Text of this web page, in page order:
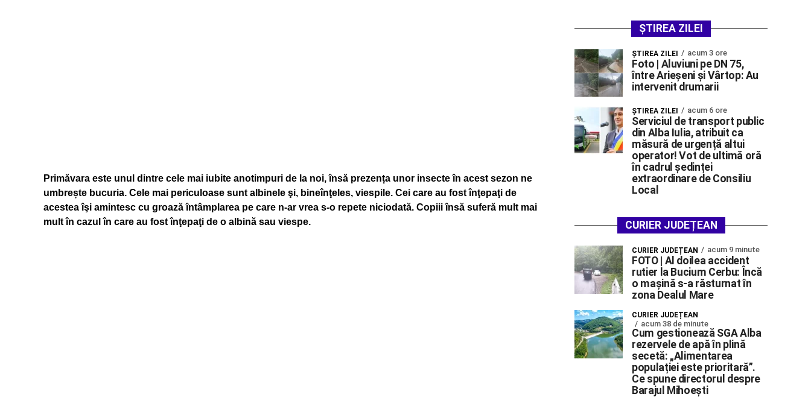
Primăvara este unul dintre cele mai iubite anotimpuri de la noi, însă prezența unor insecte în acest sezon ne
umbrește bucuria. Cele mai periculoase sunt albinele şi, bineînţeles, viespile. Cei care au fost înţepaţi de
acestea îşi amintesc cu groază întâmplarea pe care n-ar vrea s-o repete niciodată. Copiii însă suferă mult mai
mult în cazul în care au fost înţepaţi de o albină sau viespe.
ȘTIREA ZILEI
ŞTIREA ZILEI acum 3 ore
Foto | Aluviuni pe DN 75,
între Arieșeni și Vârtop: Au
intervenit drumarii
ŞTIREA ZILEI acum 6 ore
Serviciul de transport public
din Alba Iulia, atribuit ca
măsură de urgență altui
operator! Vot de ultimă oră
în cadrul ședinței
extraordinare de Consiliu
Local
CURIER JUDEȚEAN
CURIER JUDEȚEAN acum 9 minute
FOTO | Al doilea accident
rutier la Bucium Cerbu: Încă
o mașină s-a răsturnat în
zona Dealul Mare
CURIER JUDEȚEAN
acum 38 de minute
Cum gestionează SGA Alba
rezervele de apă în plină
secetă: „Alimentarea
populației este prioritară”.
Ce spune directorul despre
Barajul Mihoești